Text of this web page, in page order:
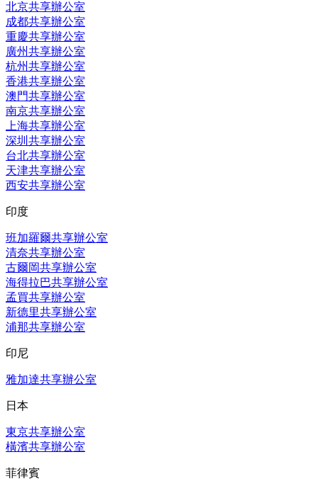
北京共享辦公室
成都共享辦公室
重慶共享辦公室
廣州共享辦公室
杭州共享辦公室
香港共享辦公室
澳門共享辦公室
南京共享辦公室
上海共享辦公室
深圳共享辦公室
台北共享辦公室
天津共享辦公室
西安共享辦公室
印度
班加羅爾共享辦公室
清奈共享辦公室
古爾岡共享辦公室
海得拉巴共享辦公室
孟買共享辦公室
新德里共享辦公室
浦那共享辦公室
印尼
雅加達共享辦公室
日本
東京共享辦公室
橫濱共享辦公室
菲律賓